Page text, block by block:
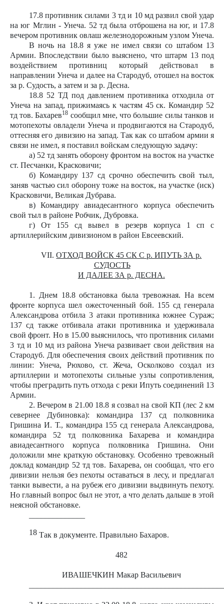
17.8 противник силами 3 тд и 10 мд развил свой удар
на юг Мглин - Унеча. 52 тд была отброшена на юг, и 17.8
вечером противник овлаш железнодорожным узлом Унеча.
В ночь на 18.8 я уже не имел связи со штабом 13
Армии. Впоследствии было выяснено, что штарм 13 под
воздействием противниц который действовал в
направлении Унеча и далее на Стародуб, отошел на восток
за р. Судость, а затем и за р. Десна.
18.8 52 ТД под давлением противника отходила от
Унеча на запад, прижимаясь к частям 45 ск. Командир 52
тд тов. Бахарев18 сообщил мне, что большие силы танков и
мотопехоты овладели Унеча и продвигаются на Стародуб,
оттесняя его дивизию на запад. Так как со штабом армии я
связи не имел, я поставил войскам следующую задачу:
а) 52 тд занять оборону фронтом на восток на участке
ст. Песчанки, Красковичи;
б) Командиру 137 сд срочно обеспечить свой тыл,
заняв частью сил оборону тоже на восток, на участке (иск)
Красковичи, Великая Дубрава.
в) Командиру авиадесантного корпуса обеспечить
свой тыл в районе Робчик, Дубровка.
г) От 155 сд вывел в резерв корпуса 1 сп с
артиллерийским дивизионом в район Евсеевский.
VII.ОТХОД ВОЙСК 45 СК С р. ИПУТЬ ЗА р.
СУДОСТЬ
И ДАЛЕЕ ЗА р. ДЕСНА.
1. Днем 18.8 обстановка была тревожная. На всем
фронте корпуса шел ожесточенный бой. 155 сд генерала
Александрова отбила 3 атаки противника южнее Сураж;
137 сд также отбивала атаки противника и удерживала
свой фронт. Но в 15.00 выяснилось, что противник силами
3 тд и 10 мд из района Унеча развивает свои действия на
Стародуб. Для обеспечения своих действий противник по
линии: Унеча, Рюхово, ст. Жеча, Осколково создал из
артиллерии и мотопехоты сильные узлы сопротивления,
чтобы преградить путь отхода с реки Ипуть соединений 13
Армии.
2. Вечером в 21.00 18.8 я созвал на свой КП (лес 2 км
севернее Дубиновка): командира 137 сд полковника
Гришина И. Т., командира 155 сд генерала Александрова,
командира 52 тд полковника Бахарева и командира
авиадесантного корпуса полковника Гришина. Они
доложили мне краткую обстановку. Особенно тревожный
доклад командир 52 тд тов. Бахарева, он сообщал, что его
дивизии нельзя без пехоты оставаться в лесу, и предлагал
танки вывести, а на рубеж его дивизии выдвинуть пехоту.
Но главный вопрос был не этот, а что делать дальше в этой
неясной обстановке.
18 Так в документе. Правильно Бахаров.
482
ИВАШЕЧКИН Макар Васильевич